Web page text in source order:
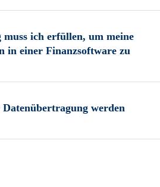
muss ich erfüllen, um meine
in einer Finanzsoftware zu
werden